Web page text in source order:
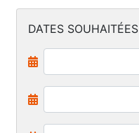
DATES SOUHAITÉES